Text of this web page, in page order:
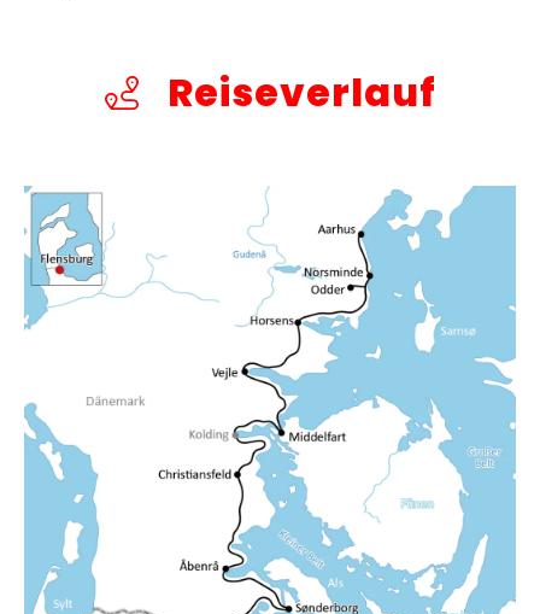
Reiseverlauf